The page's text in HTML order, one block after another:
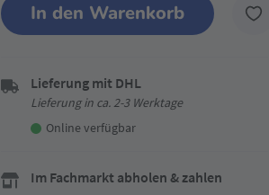
In den Warenkorb
Lieferung mit DHL
Lieferung in ca. 2-3 Werktage
Online verfügbar
Im Fachmarkt abholen & zahlen